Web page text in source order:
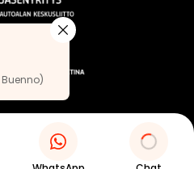
Evästeasetukset